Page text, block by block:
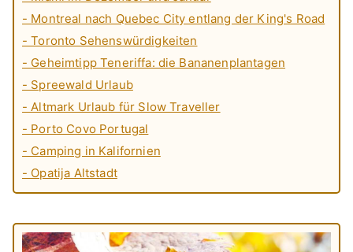
- Montreal nach Quebec City entlang der King's Road
- Toronto Sehenswürdigkeiten
- Geheimtipp Teneriffa: die Bananenplantagen
- Spreewald Urlaub
- Altmark Urlaub für Slow Traveller
- Porto Covo Portugal
- Camping in Kalifornien
- Opatija Altstadt